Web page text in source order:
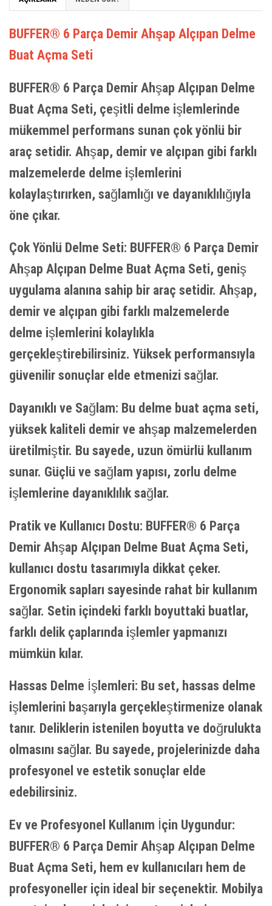
BUFFER® 6 Parça Demir Ahşap Alçıpan Delme
Buat Açma Seti
BUFFER® 6 Parça Demir Ahşap Alçıpan Delme
Buat Açma Seti, çeşitli delme işlemlerinde
mükemmel performans sunan çok yönlü bir
araç setidir. Ahşap, demir ve alçıpan gibi farklı
malzemelerde delme işlemlerini
kolaylaştırırken, sağlamlığı ve dayanıklılığıyla
öne çıkar.
Çok Yönlü Delme Seti: BUFFER® 6 Parça Demir
Ahşap Alçıpan Delme Buat Açma Seti, geniş
uygulama alanına sahip bir araç setidir. Ahşap,
demir ve alçıpan gibi farklı malzemelerde
delme işlemlerini kolaylıkla
gerçekleştirebilirsiniz. Yüksek performansıyla
güvenilir sonuçlar elde etmenizi sağlar.
Dayanıklı ve Sağlam: Bu delme buat açma seti,
yüksek kaliteli demir ve ahşap malzemelerden
üretilmiştir. Bu sayede, uzun ömürlü kullanım
sunar. Güçlü ve sağlam yapısı, zorlu delme
işlemlerine dayanıklılık sağlar.
Pratik ve Kullanıcı Dostu: BUFFER® 6 Parça
Demir Ahşap Alçıpan Delme Buat Açma Seti,
kullanıcı dostu tasarımıyla dikkat çeker.
Ergonomik sapları sayesinde rahat bir kullanım
sağlar. Setin içindeki farklı boyuttaki buatlar,
farklı delik çaplarında işlemler yapmanızı
mümkün kılar.
Hassas Delme İşlemleri: Bu set, hassas delme
işlemlerini başarıyla gerçekleştirmenize olanak
tanır. Deliklerin istenilen boyutta ve doğrulukta
olmasını sağlar. Bu sayede, projelerinizde daha
profesyonel ve estetik sonuçlar elde
edebilirsiniz.
Ev ve Profesyonel Kullanım İçin Uygundur:
BUFFER® 6 Parça Demir Ahşap Alçıpan Delme
Buat Açma Seti, hem ev kullanıcıları hem de
profesyoneller için ideal bir seçenektir. Mobilya